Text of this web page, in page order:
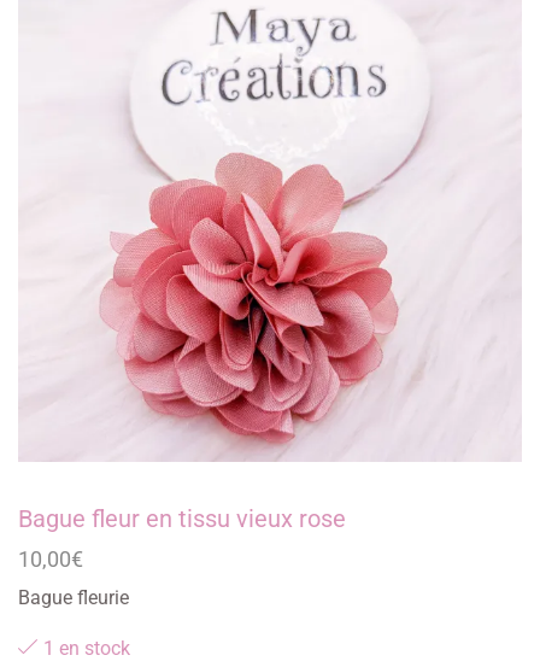
Bague fleur en tissu vieux rose
10,00€
Bague fleurie
1 en stock